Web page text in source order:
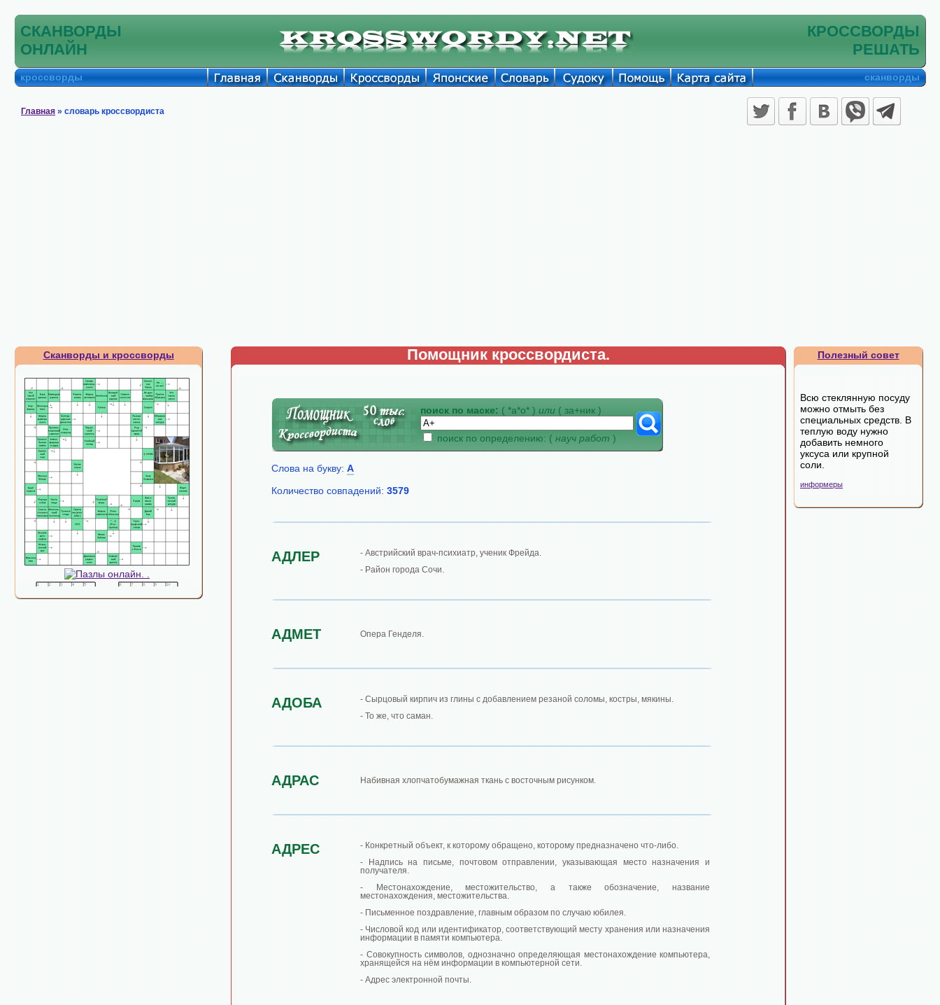
СКАНВОРДЫ
ОНЛАЙН
КРОССВОРДЫ
РЕШАТЬ
кроссворды сканворды
Главная » словарь кроссвордиста
Сканворды и кроссворды Помощник кроссвордиста.
поиск по маске: ( *а*о* ) или ( за+ник )
поиск по определению: ( науч работ )
Слова на букву: А
Количество совпадений: 3579
АДЛЕР
- Австрийский врач-психиатр, ученик Фрейда.
- Район города Сочи.
АДМЕТ Опера Генделя.
АДОБА
- Сырцовый кирпич из глины с добавлением резаной соломы, костры, мякины.
- То же, что саман.
АДРАС Набивная хлопчатобумажная ткань с восточным рисунком.
АДРЕС
- Конкретный объект, к которому обращено, которому предназначено что-либо.
- Надпись на письме, почтовом отправлении, указывающая место назначения и
получателя.
- Местонахождение, местожительство, а также обозначение, название
местонахождения, местожительства.
- Письменное поздравление, главным образом по случаю юбилея.
- Числовой код или идентификатор, соответствующий месту хранения или назначения
информации в памяти компьютера.
- Совокупность символов, однозначно определяющая местонахождение компьютера,
хранящейся на нём информации в компьютерной сети.
- Адрес электронной почты.
Полезный совет
Всю стеклянную посуду
можно отмыть без
специальных средств. В
теплую воду нужно
добавить немного
уксуса или крупной
соли.
информеры